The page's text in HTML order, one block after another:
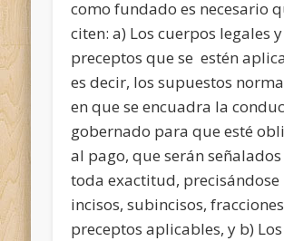
como fundado es necesario
citen: a) Los cuerpos legales y
preceptos que se estén
es decir, los supuestos
en que se encuadra la
gobernado para que esté
al pago, que serán señalados
toda exactitud, precisándose
incisos, subincisos,
preceptos aplicables, y b) Los